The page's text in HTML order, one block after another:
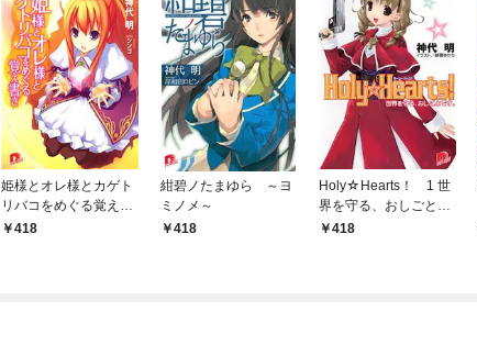
姫様とオレ様とカゲト
リバコをめぐる覚え書
き418
紺碧ノたまゆら ～ヨ
ミノメ～
418
Holy☆Hearts！ 1 世
界を守る、おしごとで
す。418